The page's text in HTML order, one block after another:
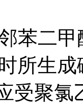
苯二
所生
受聚